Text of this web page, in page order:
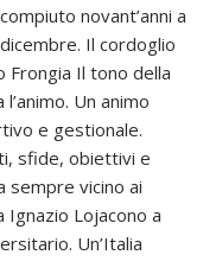
compiuto novant’anni a
dicembre. Il cordoglio
Frongia Il tono della
Un animo
e gestionale.
sfide, obiettivi e
sempre vicino ai
Ignazio Lojacono a
Un’Italia